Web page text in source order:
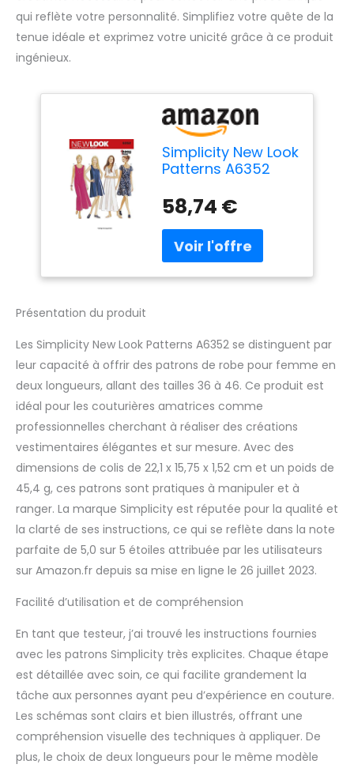
qui reflète votre personnalité. Simplifiez votre quête de la
tenue idéale et exprimez votre unicité grâce à ce produit
ingénieux.
Simplicity New Look
Patterns A6352
pour femme en 2
longueurs Taille
36-46
58,74 €
Présentation du produit
Les Simplicity New Look Patterns A6352 se distinguent par
leur capacité à offrir des patrons de robe pour femme en
deux longueurs, allant des tailles 36 à 46. Ce produit est
idéal pour les couturières amatrices comme
professionnelles cherchant à réaliser des créations
vestimentaires élégantes et sur mesure. Avec des
dimensions de colis de 22,1 x 15,75 x 1,52 cm et un poids de
45,4 g, ces patrons sont pratiques à manipuler et à
ranger. La marque Simplicity est réputée pour la qualité et
la clarté de ses instructions, ce qui se reflète dans la note
parfaite de 5,0 sur 5 étoiles attribuée par les utilisateurs
sur Amazon.fr depuis sa mise en ligne le 26 juillet 2023.
Facilité d’utilisation et de compréhension
En tant que testeur, j’ai trouvé les instructions fournies
avec les patrons Simplicity très explicites. Chaque étape
est détaillée avec soin, ce qui facilite grandement la
tâche aux personnes ayant peu d’expérience en couture.
Les schémas sont clairs et bien illustrés, offrant une
compréhension visuelle des techniques à appliquer. De
plus, le choix de deux longueurs pour le même modèle